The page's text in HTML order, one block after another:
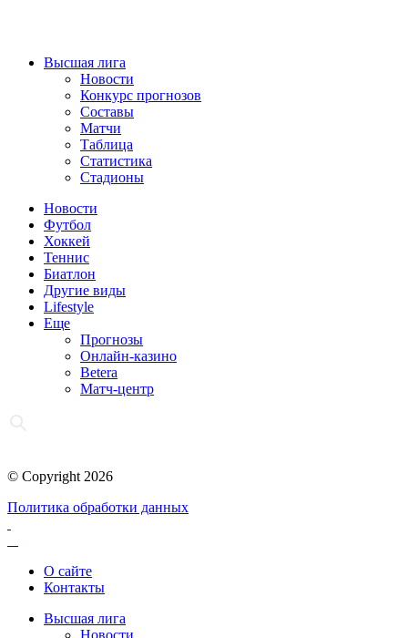
Высшая лига
Новости
Конкурс прогнозов
Составы
Матчи
Таблица
Статистика
Стадионы
Новости
Футбол
Хоккей
Теннис
Биатлон
Другие виды
Lifestyle
Еще
Прогнозы
Онлайн-казино
Betera
Матч-центр
© Copyright 2026
Политика обработки данных
О сайте
Контакты
Высшая лига
Новости